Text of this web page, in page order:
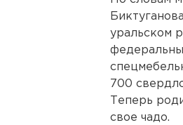
уральском
700
Теперь
свое чадо.